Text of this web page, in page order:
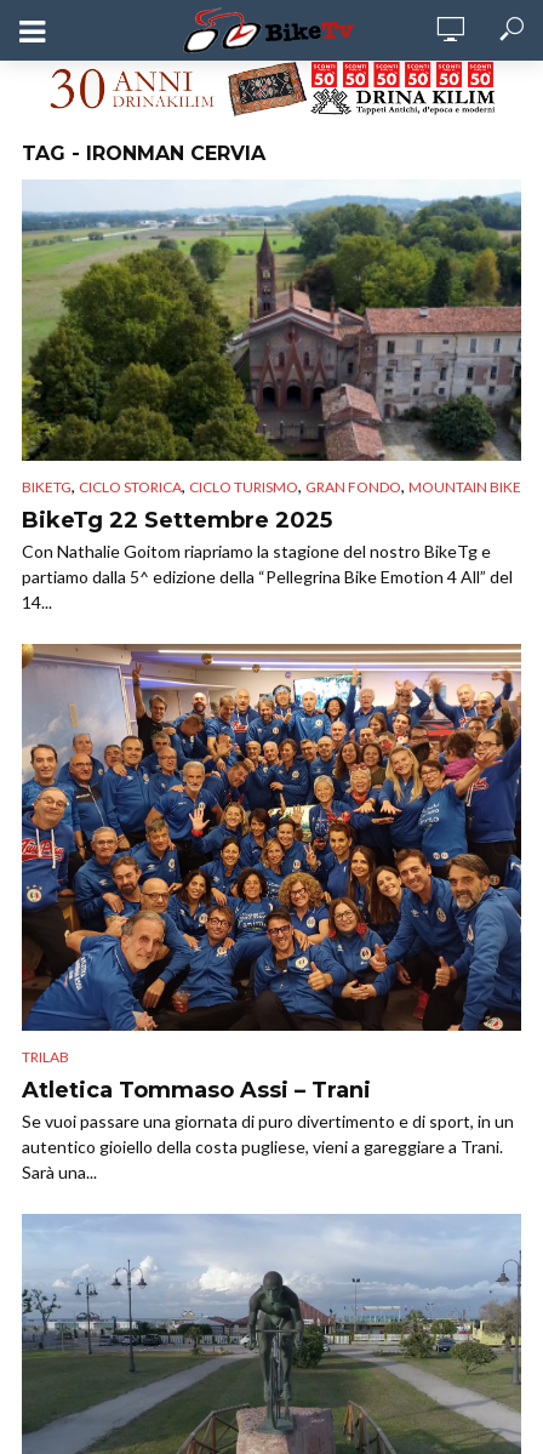
TAG - IRONMAN CERVIA
BIKETG, CICLO STORICA, CICLO TURISMO, GRAN FONDO, MOUNTAIN BIKE
BikeTg 22 Settembre 2025
Con Nathalie Goitom riapriamo la stagione del nostro BikeTg e
partiamo dalla 5^ edizione della “Pellegrina Bike Emotion 4 All” del
14...
TRILAB
Atletica Tommaso Assi – Trani
Se vuoi passare una giornata di puro divertimento e di sport, in un
autentico gioiello della costa pugliese, vieni a gareggiare a Trani.
Sarà una...